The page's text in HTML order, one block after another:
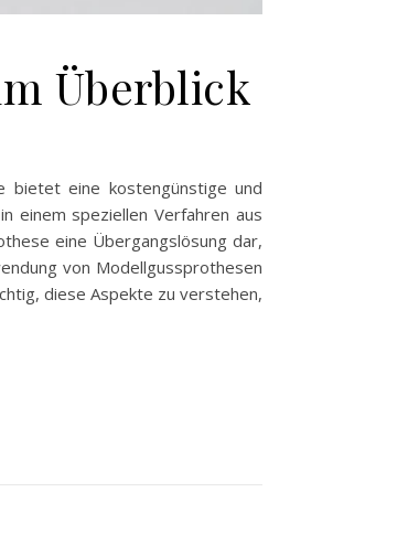
Überblick
bietet eine kostengünstige und
einem speziellen Verfahren aus
eine Übergangslösung dar,
von Modellgussprothesen
diese Aspekte zu verstehen,